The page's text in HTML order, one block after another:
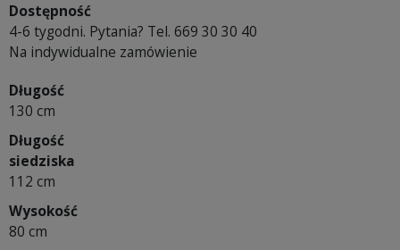
Dostępność
4-6 tygodni. Pytania? Tel. 669 30 30 40
Na indywidualne zamówienie
Długość
130 cm
Długość
siedziska
112 cm
Wysokość
80 cm